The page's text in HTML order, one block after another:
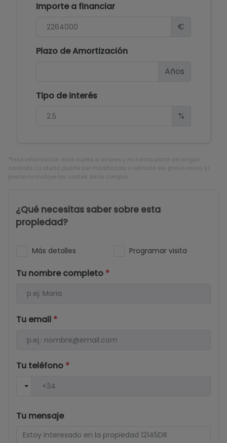
Importe a financiar
€
Plazo de Amortización
Años
Tipo de interés
%
*Esta información está sujeta a errores y no forma parte de ningún
contrato. La oferta puede ser modificada o retirada sin previo aviso. El
precio no incluye los costes de la compra.
¿Qué necesitas saber sobre esta
propiedad?
Más detalles Programar visita
Tu nombre completo *
Tu email *
Tu teléfono *
Tu mensaje